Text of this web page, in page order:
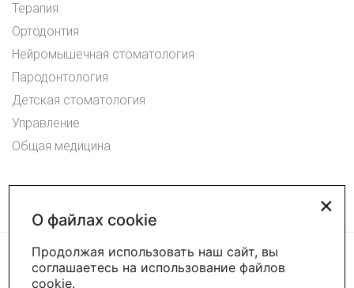
Терапия
Ортодонтия
Нейромышечная стоматология
Пародонтология
Детская стоматология
Управление
Общая медицина
×
О файлах cookie
Продолжая использовать наш сайт, вы
соглашаетесь на использование файлов
cookie.